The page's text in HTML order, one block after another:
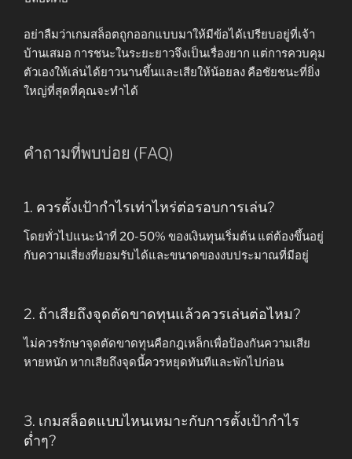
อย่าลืมว่าเกมสล็อตถูกออกแบบมาให้มีข้อได้เปรียบอยู่ที่เจ้า
บ้านเสมอ การชนะในระยะยาวจึงเป็นเรื่องยาก แต่การควบคุม
ตัวเองให้เล่นได้ยาวนานขึ้นและเสียให้น้อยลง คือชัยชนะที่ยิ่ง
ใหญ่ที่สุดที่คุณจะทำได้
คำถามที่พบบ่อย (FAQ)
1. ควรตั้งเป้ากำไรเท่าไหร่ต่อรอบการเล่น?
โดยทั่วไปแนะนำที่ 20-50% ของเงินทุนเริ่มต้น แต่ต้องขึ้นอยู่
กับความเสี่ยงที่ยอมรับได้และขนาดของงบประมาณที่มีอยู่
2. ถ้าเสียถึงจุดตัดขาดทุนแล้วควรเล่นต่อไหม?
ไม่ควรรักษาจุดตัดขาดทุนคือกฎเหล็กเพื่อป้องกันความเสีย
หายหนัก หากเสียถึงจุดนี้ควรหยุดทันทีและพักไปก่อน
3. เกมสล็อตแบบไหนเหมาะกับการตั้งเป้ากำไร
ต่ำๆ?